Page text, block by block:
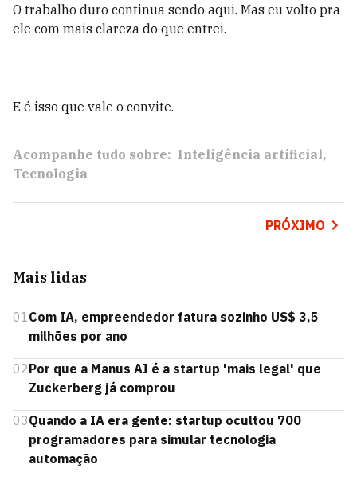
O trabalho duro continua sendo aqui. Mas eu volto pra
ele com mais clareza do que entrei.
E é isso que vale o convite.
Acompanhe tudo sobre: Inteligência artificial
Tecnologia
PRÓXIMO
Mais lidas
01 Com IA, empreendedor fatura sozinho US$ 3,5
milhões por ano
02Por que a Manus AI é a startup 'mais legal' que
Zuckerberg já comprou
03Quando a IA era gente: startup ocultou 700
programadores para simular tecnologia
automação